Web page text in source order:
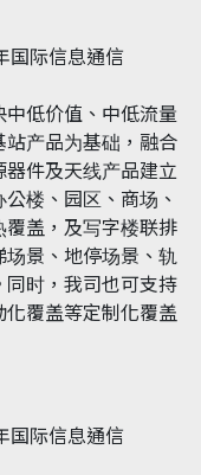
低价值、中低流量
产品为基础，融合
件及天线产品建立
楼、园区、商场、
盖，及写字楼联排
景、地停场景、轨
时，我司也可支持
覆盖等定制化覆盖